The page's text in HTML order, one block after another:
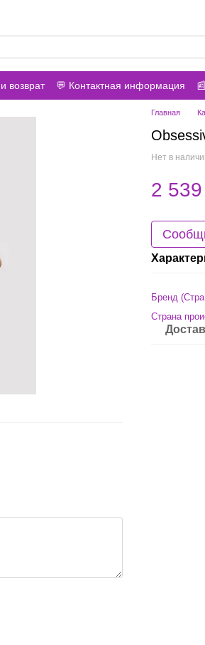
возврат 💬 Контактная информация
Главная
Нет в
2 539
Бренд
Страна